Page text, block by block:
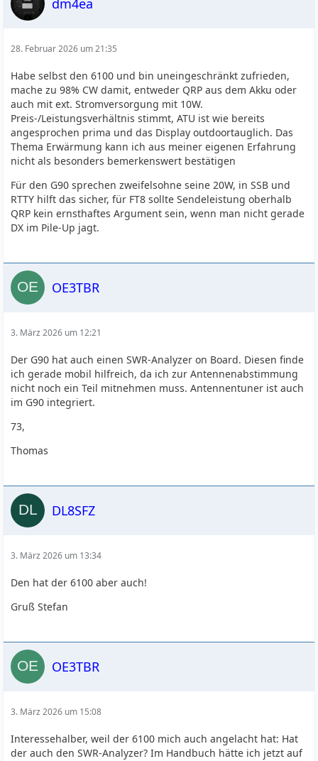
28. Februar 2026 um 21:35
Habe selbst den 6100 und bin uneingeschränkt zufrieden,
mache zu 98% CW damit, entweder QRP aus dem Akku oder
auch mit ext. Stromversorgung mit 10W.
Preis-/Leistungsverhältnis stimmt, ATU ist wie bereits
angesprochen prima und das Display outdoortauglich. Das
Thema Erwärmung kann ich aus meiner eigenen Erfahrung
nicht als besonders bemerkenswert bestätigen
Für den G90 sprechen zweifelsohne seine 20W, in SSB und
RTTY hilft das sicher, für FT8 sollte Sendeleistung oberhalb
QRP kein ernsthaftes Argument sein, wenn man nicht gerade
DX im Pile-Up jagt.
OE3TBR
3. März 2026 um 12:21
Der G90 hat auch einen SWR-Analyzer on Board. Diesen finde
ich gerade mobil hilfreich, da ich zur Antennenabstimmung
nicht noch ein Teil mitnehmen muss. Antennentuner ist auch
im G90 integriert.
73,
Thomas
DL8SFZ
3. März 2026 um 13:34
Den hat der 6100 aber auch!
Gruß Stefan
OE3TBR
3. März 2026 um 15:08
Interessehalber, weil der 6100 mich auch angelacht hat: Hat
der auch den SWR-Analyzer? Im Handbuch hätte ich jetzt auf